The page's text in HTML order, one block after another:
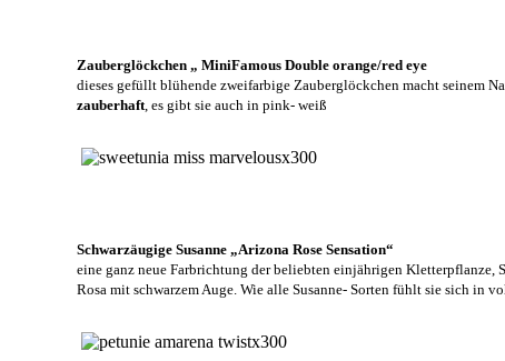
Zauberglöckchen „ MiniFamous Double orange/red eye
dieses gefüllt blühende zweifarbige Zauberglöckchen macht seinem
zauberhaft , es gibt sie auch in pink- weiß
Schwarzäugige Susanne „Arizona Rose Sensation“
eine ganz neue Farbrichtung der beliebten einjährigen Kletterpflanze,
Rosa mit schwarzem Auge. Wie alle Susanne- Sorten fühlt sie sich in